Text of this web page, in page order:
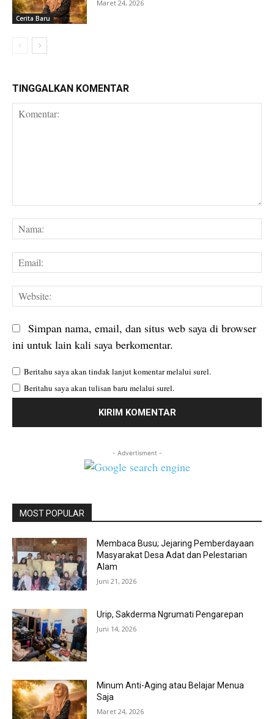
Cerita Baru
Maret 24, 2026
TINGGALKAN KOMENTAR
Simpan nama, email, dan situs web saya di browser
ini untuk lain kali saya berkomentar.
Beritahu saya akan tindak lanjut komentar melalui surel.
Beritahu saya akan tulisan baru melalui surel.
- Advertisment -
MOST POPULAR
Membaca Busu; Jejaring Pemberdayaan
Masyarakat Desa Adat dan Pelestarian
Alam
Juni 21, 2026
Urip, Sakderma Ngrumati Pengarepan
Juni 14, 2026
Minum Anti-Aging atau Belajar Menua
Saja
Maret 24, 2026